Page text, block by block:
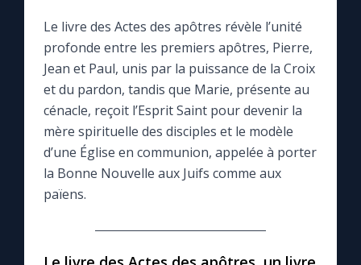
Le magazine
Le site internet
Questions-réponses
Prier au quotidien
Le livre des Actes des apôtres révèle l’unité
profonde entre les premiers apôtres, Pierre,
Jean et Paul, unis par la puissance de la Croix
et du pardon, tandis que Marie, présente au
cénacle, reçoit l’Esprit Saint pour devenir la
mère spirituelle des disciples et le modèle
d’une Église en communion, appelée à porter
la Bonne Nouvelle aux Juifs comme aux
païens.